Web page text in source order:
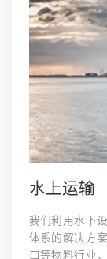
水上运输
我们利用水下
体系的解决方
口等物料行业